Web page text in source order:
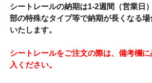
シートレールの納期は1-2週間（営業日
部の特殊なタイプ等で納期が長くなる
いたします。
シートレールをご注文の際は、備考欄
入ください。